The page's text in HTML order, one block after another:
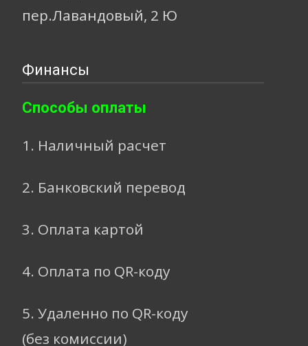
пер.Лавандовый, 2 Ю
Финансы
Способы оплаты
1. Наличный расчет
2. Банковский перевод
3. Оплата картой
4. Оплата по QR-коду
5. Удаленно по QR-коду
(без комиссии)